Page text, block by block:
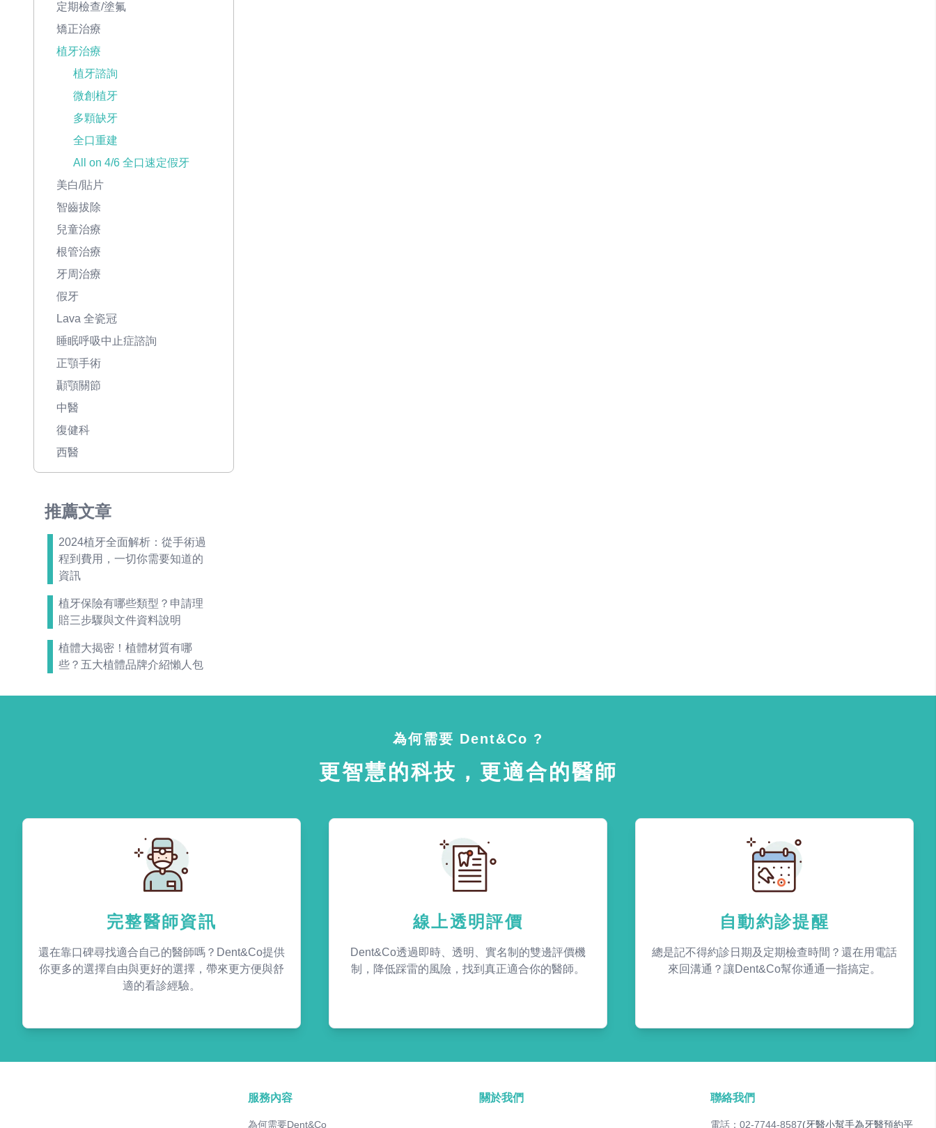
定期檢查/塗氟
矯正治療
植牙治療
植牙諮詢
微創植牙
多顆缺牙
全口重建
All on 4/6 全口速定假牙
美白/貼片
智齒拔除
兒童治療
根管治療
牙周治療
假牙
Lava 全瓷冠
睡眠呼吸中止症諮詢
正顎手術
顳顎關節
中醫
復健科
西醫
推薦文章
2024植牙全面解析：從手術過
程到費用，一切你需要知道的
資訊
植牙保險有哪些類型？申請理
賠三步驟與文件資料說明
植體大揭密！植體材質有哪
些？五大植體品牌介紹懶人包
為何需要 Dent&Co ?
更智慧的科技，更適合的醫師
完整醫師資訊
還在靠口碑尋找適合自己的醫師嗎？Dent&Co提供
你更多的選擇自由與更好的選擇，帶來更方便與舒
適的看診經驗。
線上透明評價
Dent&Co透過即時、透明、實名制的雙邊評價機
制，降低踩雷的風險，找到真正適合你的醫師。
自動約診提醒
總是記不得約診日期及定期檢查時間？還在用電話
來回溝通？讓Dent&Co幫你通通一指搞定。
服務內容
為何需要Dent&Co
關於我們 聯絡我們
電話：02-7744-8587(牙醫小幫手為牙醫預約平